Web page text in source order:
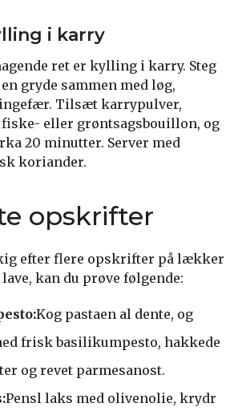
i karry
ret er kylling i karry. Steg
gryde sammen med løg,
Tilsæt karrypulver,
eller grøntsagsbouillon, og
20 minutter. Server med
koriander.
opskrifter
efter flere opskrifter på lækker
kan du prøve følgende:
Kog pastaen al dente, og
frisk basilikumpesto, hakkede
og revet parmesanost.
Pensl laks med olivenolie, krydr